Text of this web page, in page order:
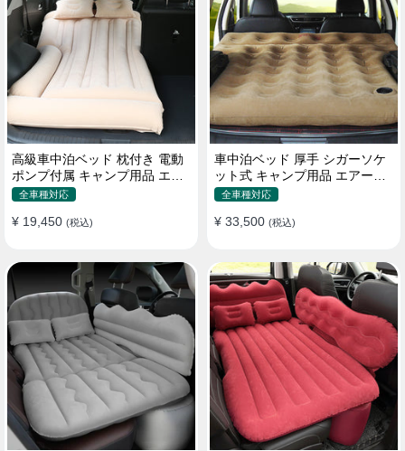
高級車中泊ベッド 枕付き 電動
ポンプ付属 キャンプ用品 エア
ーベッド 普通車 SUV
全車種対応
¥ 19,450 (税込)
車中泊ベッド 厚手 シガーソケ
ット式 キャンプ用品 エアーベ
ッド 収納袋付き 普通車 SUV適
全車種対応
¥ 33,500 (税込)